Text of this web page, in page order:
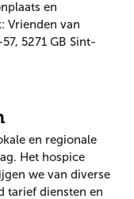
en
Vrienden van
5271 GB Sint-
en regionale
Het hospice
we van diverse
tarief diensten en